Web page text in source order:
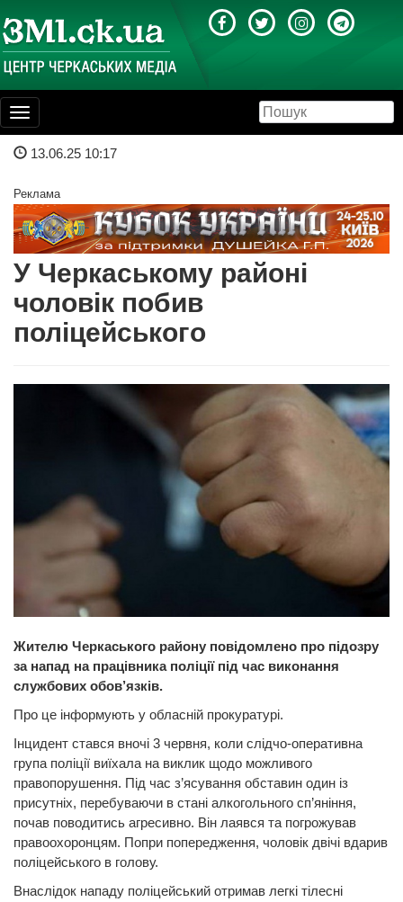
Toggle
navigation
13.06.25 10:17
Реклама
У Черкаському районі
чоловік побив
поліцейського
Жителю Черкаського району повідомлено про підозру
за напад на працівника поліції під час виконання
службових обов’язків.
Про це інформують у обласній прокуратурі.
Інцидент стався вночі 3 червня, коли слідчо-оперативна
група поліції виїхала на виклик щодо можливого
правопорушення. Під час з’ясування обставин один із
присутніх, перебуваючи в стані алкогольного сп’яніння,
почав поводитись агресивно. Він лаявся та погрожував
правоохоронцям. Попри попередження, чоловік двічі вдарив
поліцейського в голову.
Внаслідок нападу поліцейський отримав легкі тілесні